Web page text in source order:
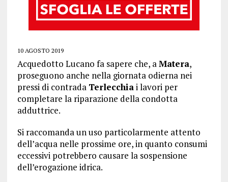
10 AGOSTO 2019
Acquedotto Lucano fa sapere che, aMatera,
proseguono anche nella giornata odierna nei
pressi di contrada Terlecchiai lavori per
completare la riparazione della condotta
adduttrice.
Si raccomanda un uso particolarmente attento
dell’acqua nelle prossime ore, in quanto consumi
eccessivi potrebbero causare la sospensione
dell’erogazione idrica.